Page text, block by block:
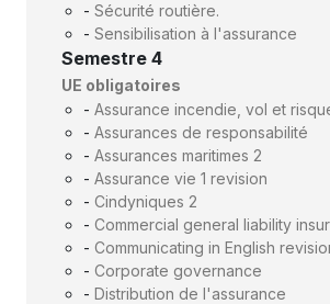
- Sécurité routière.
- Sensibilisation à l'assurance
Semestre 4
UE obligatoires
- Assurance incendie, vol et
- Assurances de responsabilité
- Assurances maritimes 2
- Assurance vie 1 revision
- Cindyniques 2
- Commercial general liability
- Communicating in English
- Corporate governance
- Distribution de l'assurance